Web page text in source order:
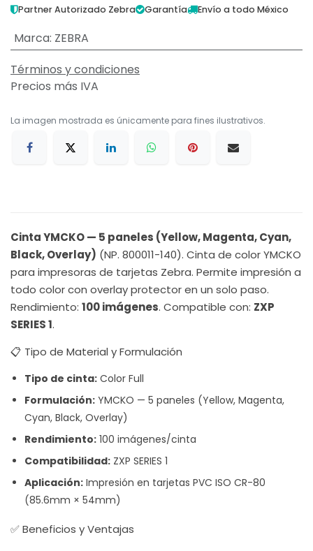
Partner Autorizado Zebra Garantía Envío a todo México
Marca: ZEBRA
Términos y condiciones
Precios más IVA
La imagen mostrada es únicamente para fines ilustrativos.
Cinta YMCKO — 5 paneles (Yellow, Magenta, Cyan,
Black, Overlay) (NP. 800011-140). Cinta de color YMCKO
para impresoras de tarjetas Zebra. Permite impresión a
todo color con overlay protector en un solo paso.
Rendimiento: 100 imágenes. Compatible con: ZXP
SERIES 1.
📋 Tipo de Material y Formulación
Tipo de cinta: Color Full
Formulación: YMCKO — 5 paneles (Yellow, Magenta,
Cyan, Black, Overlay)
Rendimiento: 100 imágenes/cinta
Compatibilidad: ZXP SERIES 1
Aplicación: Impresión en tarjetas PVC ISO CR-80
(85.6mm × 54mm)
✅ Beneficios y Ventajas